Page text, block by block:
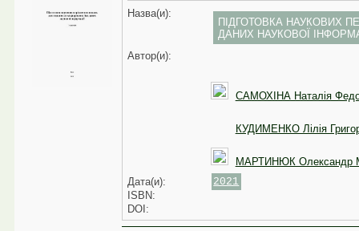
Назва(и):
ПІДГОТОВКА НАУКОВИХ
ДАНИХ НАУКОВОЇ
Автор(и):
САМОХІНА Наталія
КУДИМЕНКО Лілія
МАРТИНЮК Олександр
Дата(и):
2021
ISBN:
DOI: